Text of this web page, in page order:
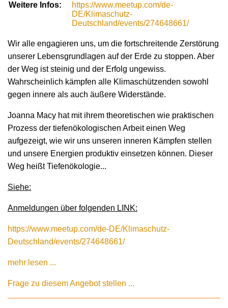
Weitere Infos:
https://www.meetup.com/de-
DE/Klimaschutz-
Deutschland/events/274648661/
Wir alle engagieren uns, um die fortschreitende Zerstörung
unserer Lebensgrundlagen auf der Erde zu stoppen. Aber
der Weg ist steinig und der Erfolg ungewiss.
Wahrscheinlich kämpfen alle Klimaschützenden sowohl
gegen innere als auch äußere Widerstände.
Joanna Macy hat mit ihrem theoretischen wie praktischen
Prozess der tiefenökologischen Arbeit einen Weg
aufgezeigt, wie wir uns unseren inneren Kämpfen stellen
und unsere Energien produktiv einsetzen können. Dieser
Weg heißt Tiefenökologie...
Siehe:
Anmeldungen über folgenden LINK:
https://www.meetup.com/de-DE/Klimaschutz-
Deutschland/events/274648661/
mehr lesen ...
Frage zu diesem Angebot stellen ...